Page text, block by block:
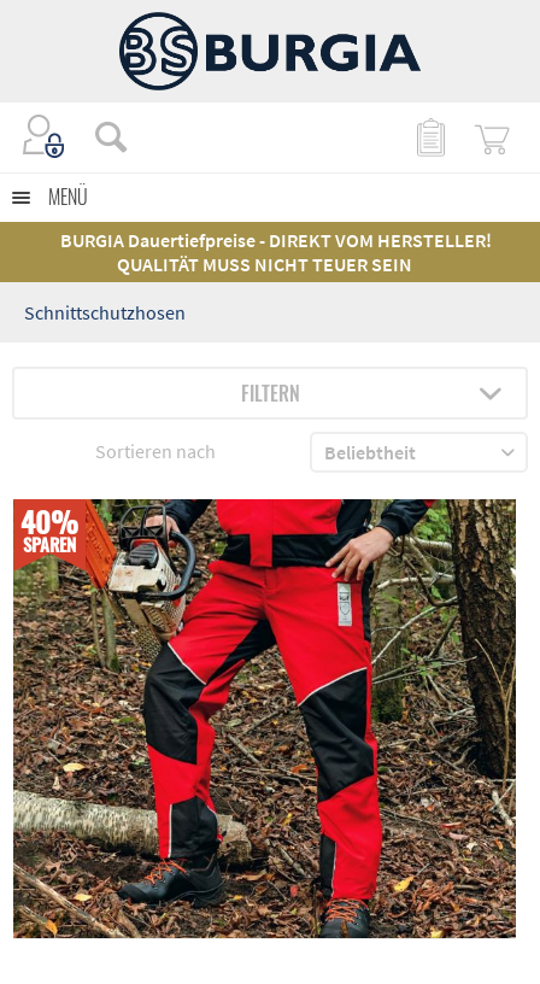
MENÜ
BURGIA Dauertiefpreise - DIREKT VOM HERSTELLER!
QUALITÄT MUSS NICHT TEUER SEIN
Schnittschutzhosen
FILTERN
Sortieren nach
40%
SPAREN